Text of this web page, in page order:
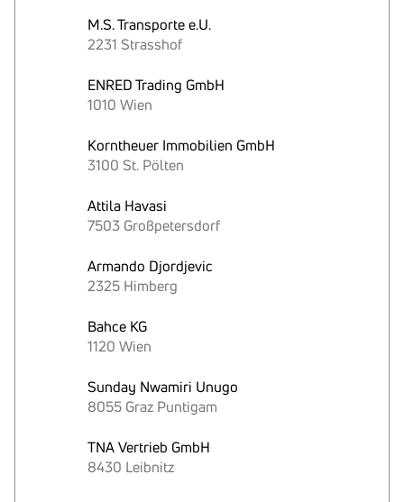
M.S. Transporte e.U.
2231 Strasshof
ENRED Trading GmbH
1010 Wien
Korntheuer Immobilien GmbH
3100 St. Pölten
Attila Havasi
7503 Großpetersdorf
Armando Djordjevic
2325 Himberg
Bahce KG
1120 Wien
Sunday Nwamiri Unugo
8055 Graz Puntigam
TNA Vertrieb GmbH
8430 Leibnitz